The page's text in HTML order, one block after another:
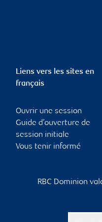
Liens vers les sites en
français
Ouvrir une session
Guide d’ouverture de
session initiale
Vous tenir informé
RBC Dominion